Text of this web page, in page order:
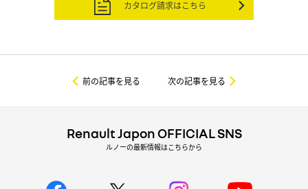
カタログ請求はこちら
前の記事を見る 次の記事を見る
Renault Japon OFFICIAL SNS
ルノーの最新情報はこちらから